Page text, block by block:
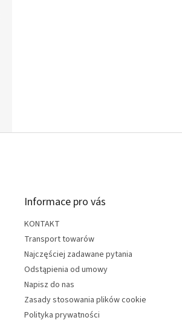
Informace pro vás
KONTAKT
Transport towarów
Najczęściej zadawane pytania
Odstąpienia od umowy
Napisz do nas
Zasady stosowania plików cookie
Polityka prywatności